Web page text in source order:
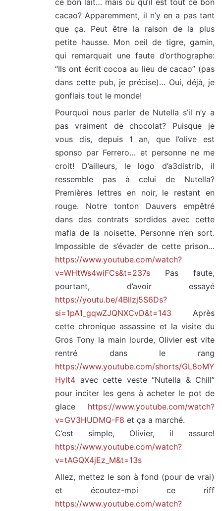
cacao? Apparemment, il n’y en a pas tant
que ça. Peut être la raison de la plus
petite hausse. Mon oeil de tigre, gamin,
qui remarquait une faute d’orthographe:
“Ils ont écrit cocoa au lieu de cacao” (pas
dans cette pub, je précise)… Oui, déjà, je
gonflais tout le monde!
Pourquoi nous parler de Nutella s’il n’y a
pas vraiment de chocolat? Puisque je
vous dis, depuis 1 an, que l’olive est
sponso par Ferrero… et personne ne me
croit! D’ailleurs, le logo d’a3distrib, il
ressemble pas à celui de Nutella?
Premières lettres en noir, le restant en
rouge. Notre tonton Dauvers empêtré
dans des contrats sordides avec cette
mafia de la noisette. Personne n’en sort.
Impossible de s’évader de cette prison…
https://www.youtube.com/watch?
v=WHtWs4wiFCs&t=237s Pas faute,
pourtant, d’avoir essayé
https://youtu.be/4BlIzj5S6Ds?
si=1pA1_gqwZJQNXCvD&t=143 Après
cette chronique assassine et la visite du
Gros Tony la main lourde, Olivier est vite
rentré dans le rang
https://www.youtube.com/shorts/GL8oMY
Hylt4 avec cette veste “Nutella & Chill”
pour inciter les gens à acheter le pot de
glace https://www.youtube.com/watch?
v=GV3HUDMQ-F8 et ça a marché.
C’est simple, Olivier, il assure!
https://www.youtube.com/watch?
v=tAGQX4jEz_M&t=13s
Allez, mettez le son à fond (pour de vrai)
et écoutez-moi ce riff
https://www.youtube.com/watch?